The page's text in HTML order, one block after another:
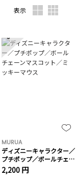
表示
3
MURUA
ディズニーキャラクター／
プチポップ／ボールチェー
ンマスコット／ミッキーマ
ウス
2,200 円